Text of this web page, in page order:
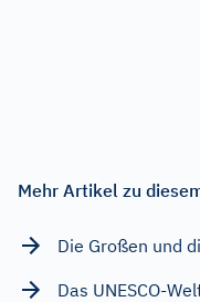
Mehr Artikel zu
Die Großen und
Das UNESCO-